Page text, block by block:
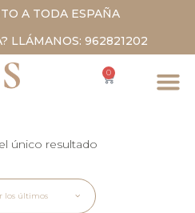
A TODA ESPAÑA
LLÁMANOS: 962821202
0
único resultado
los últimos